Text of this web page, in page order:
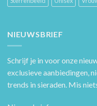
NIEUWSBRIEF
Schrijf je in voor onze
exclusieve aanbiedingen,
trends in sieraden. Mis